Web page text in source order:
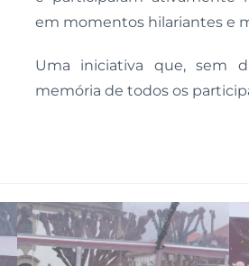
em momentos hilariantes e
Uma iniciativa que, sem
memória de todos os